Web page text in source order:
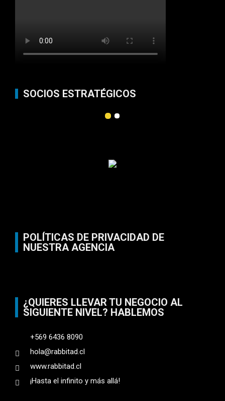
SOCIOS ESTRATÉGICOS
POLÍTICAS DE PRIVACIDAD DE
NUESTRA AGENCIA
¿QUIERES LLEVAR TU NEGOCIO AL
SIGUIENTE NIVEL? HABLEMOS
+569 6436 8090
hola@rabbitad.cl
www.rabbitad.cl
¡Hasta el infinito y más allá!